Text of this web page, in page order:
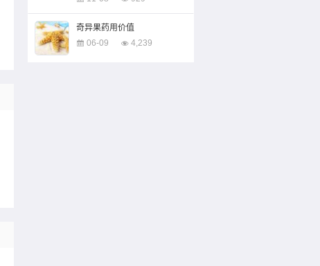
奇异果药用价值
06-09
4,239